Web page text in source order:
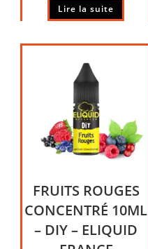
Lire la suite
FRUITS ROUGES
CONCENTRÉ 10ML
– DIY – ELIQUID